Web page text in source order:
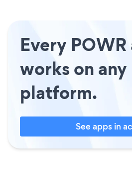
Every
works on any
platform.
See apps in